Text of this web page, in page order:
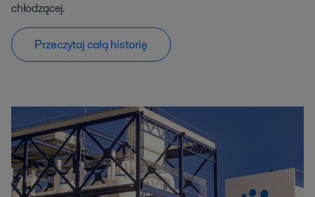
chłodzącej.
Przeczytaj całą historię